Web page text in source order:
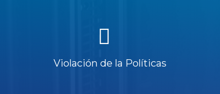
Violación de la Políticas